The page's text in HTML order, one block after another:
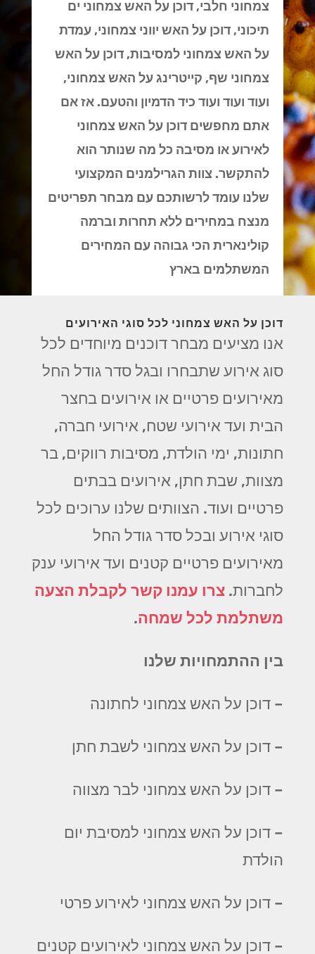
צמחוני חלבי, דוכן על האש צמחוני ים
תיכוני, דוכן על האש יווני צמחוני, עמדת
על האש צמחוני למסיבות, דוכן על האש
צמחוני שף, קייטרינג על האש צמחוני,
ועוד ועוד ועוד כיד הדמיון והטעם. אז אם
אתם מחפשים דוכן על האש צמחוני
לאירוע או מסיבה כל מה שנותר הוא
להתקשר. צוות הגרילמנים המקצועי
שלנו עומד לרשותכם עם מבחר תפריטים
מנצח במחירים ללא תחרות וברמה
קולינארית הכי גבוהה עם המחירים
המשתלמים בארץ
דוכן על האש צמחוני לכל סוגי האירועים
אנו מציעים מבחר דוכנים מיוחדים לכל
סוג אירוע שתבחרו ובגל סדר גודל החל
מאירועים פרטיים או אירועים בחצר
הבית ועד אירועי שטח, אירועי חברה,
חתונות, ימי הולדת, מסיבות רווקים, בר
מצוות, שבת חתן, אירועים בבתים
פרטיים ועוד. הצוותים שלנו ערוכים לכל
סוגי אירוע ובכל סדר גודל החל
מאירועים פרטיים קטנים ועד אירועי ענק
לחברות. צרו עמנו קשר לקבלת הצעה
משתלמת לכל שמחה.
בין ההתמחויות שלנו
– דוכן על האש צמחוני לחתונה
– דוכן על האש צמחוני לשבת חתן
– דוכן על האש צמחוני לבר מצווה
– דוכן על האש צמחוני למסיבת יום
הולדת
– דוכן על האש צמחוני לאירוע פרטי
– דוכן על האש צמחוני לאירועים קטנים